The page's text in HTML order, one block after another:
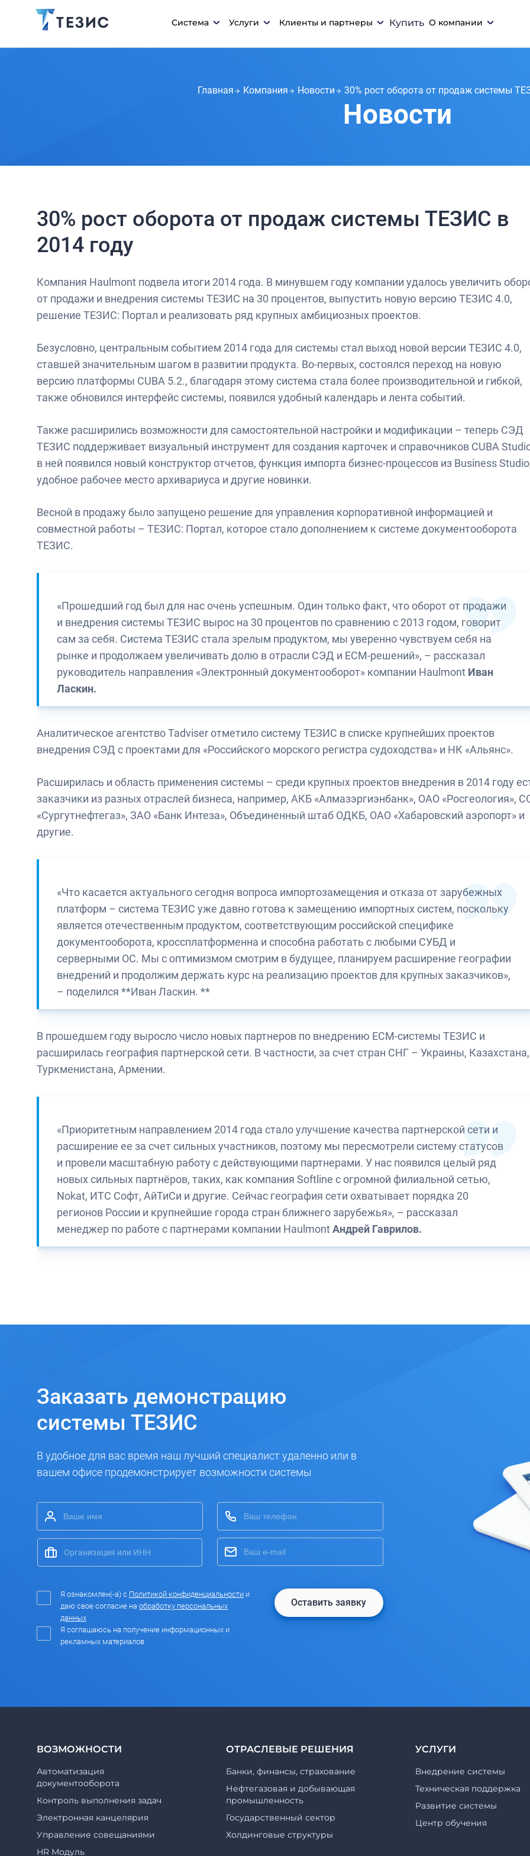
Система Услуги Клиенты и партнеры Купить О компании
Главная Компания Новости 30% рост оборота от продаж системы
Новости
30% рост оборота от продаж системы ТЕЗИС в
2014 году
Компания Haulmont подвела итоги 2014 года. В минувшем году компании удалось увеличить
от продажи и внедрения системы ТЕЗИС на 30 процентов, выпустить новую версию ТЕЗИС 4.0,
решение ТЕЗИС: Портал и реализовать ряд крупных амбициозных проектов.
Безусловно, центральным событием 2014 года для системы стал выход новой версии ТЕЗИС 4.0,
ставшей значительным шагом в развитии продукта. Во-первых, состоялся переход на новую
версию платформы CUBA 5.2., благодаря этому система стала более производительной и гибкой,
также обновился интерфейс системы, появился удобный календарь и лента событий.
Также расширились возможности для самостоятельной настройки и модификации – теперь СЭД
ТЕЗИС поддерживает визуальный инструмент для создания карточек и справочников CUBA
в ней появился новый конструктор отчетов, функция импорта бизнес-процессов из Business
удобное рабочее место архивариуса и другие новинки.
Весной в продажу было запущено решение для управления корпоративной информацией и
совместной работы – ТЕЗИС: Портал, которое стало дополнением к системе документооборота
ТЕЗИС.
«Прошедший год был для нас очень успешным. Один только факт, что оборот от продажи
и внедрения системы ТЕЗИС вырос на 30 процентов по сравнению с 2013 годом, говорит
сам за себя. Система ТЕЗИС стала зрелым продуктом, мы уверенно чувствуем себя на
рынке и продолжаем увеличивать долю в отрасли СЭД и ЕСМ-решений», – рассказал
руководитель направления «Электронный документооборот» компании Haulmont Иван
Ласкин.
Аналитическое агентство Tadviser отметило систему ТЕЗИС в списке крупнейших проектов
внедрения СЭД с проектами для «Российского морского регистра судоходства» и НК «Альянс».
Расширилась и область применения системы – среди крупных проектов внедрения в 2014 году
заказчики из разных отраслей бизнеса, например, АКБ «Алмазэргиэнбанк», ОАО «Росгеология»,
«Сургутнефтегаз», ЗАО «Банк Интеза», Объединенный штаб ОДКБ, ОАО «Хабаровский аэропорт» и
другие.
«Что касается актуального сегодня вопроса импортозамещения и отказа от зарубежных
платформ – система ТЕЗИС уже давно готова к замещению импортных систем, поскольку
является отечественным продуктом, соответствующим российской специфике
документооборота, кроссплатформенна и способна работать с любыми СУБД и
серверными ОС. Мы с оптимизмом смотрим в будущее, планируем расширение географии
внедрений и продолжим держать курс на реализацию проектов для крупных заказчиков»,
– поделился **Иван Ласкин. **
В прошедшем году выросло число новых партнеров по внедрению ЕСМ-системы ТЕЗИС и
расширилась география партнерской сети. В частности, за счет стран СНГ – Украины, Казахстана,
Туркменистана, Армении.
«Приоритетным направлением 2014 года стало улучшение качества партнерской сети и
расширение ее за счет сильных участников, поэтому мы пересмотрели систему статусов
и провели масштабную работу с действующими партнерами. У нас появился целый ряд
новых сильных партнёров, таких, как компания Softline с огромной филиальной сетью,
Nokat, ИТС Софт, АйТиСи и другие. Сейчас география сети охватывает порядка 20
регионов России и крупнейшие города стран ближнего зарубежья», – рассказал
менеджер по работе с партнерами компании HaulmontАндрей Гаврилов.
Заказать демонстрацию
системы ТЕЗИС
В удобное для вас время наш лучший специалист удаленно или в
вашем офисе продемонстрирует возможности системы
Я ознакомлен(-а) с Политикой конфиденциальности и
даю свое согласие на обработку персональных
данных
Я соглашаюсь на получение информационных и
рекламных материалов
Оставить заявку
ВОЗМОЖНОСТИ
Автоматизация
документооборота
Контроль выполнения задач
Электронная канцелярия
Управление совещаниями
HR Модуль
ОТРАСЛЕВЫЕ РЕШЕНИЯ
Банки, финансы, страхование
Нефтегазовая и добывающая
промышленность
Государственный сектор
Холдинговые структуры
УСЛУГИ
Внедрение системы
Техническая поддержка
Развитие системы
Центр обучения